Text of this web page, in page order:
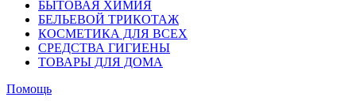
БЫТОВАЯ ХИМИЯ
БЕЛЬЕВОЙ ТРИКОТАЖ
КОСМЕТИКА ДЛЯ ВСЕХ
СРЕДСТВА ГИГИЕНЫ
ТОВАРЫ ДЛЯ ДОМА
Помощь